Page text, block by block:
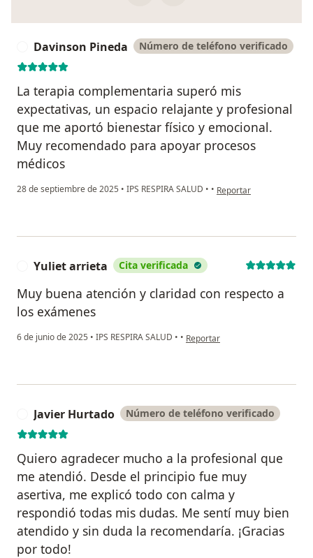
Davinson Pineda Número de teléfono verificado
La terapia complementaria superó mis
expectativas, un espacio relajante y profesional
que me aportó bienestar físico y emocional.
Muy recomendado para apoyar procesos
médicos
28 de septiembre de 2025 • IPS RESPIRA SALUD • • en opinión del usuario
Reportar
Yuliet arrieta Cita verificada
Muy buena atención y claridad con respecto a
los exámenes
6 de junio de 2025 • IPS RESPIRA SALUD • • en opinión del usuario Yuliet
Reportar
Javier Hurtado Número de teléfono verificado
Quiero agradecer mucho a la profesional que
me atendió. Desde el principio fue muy
asertiva, me explicó todo con calma y
respondió todas mis dudas. Me sentí muy bien
atendido y sin duda la recomendaría. ¡Gracias
por todo!